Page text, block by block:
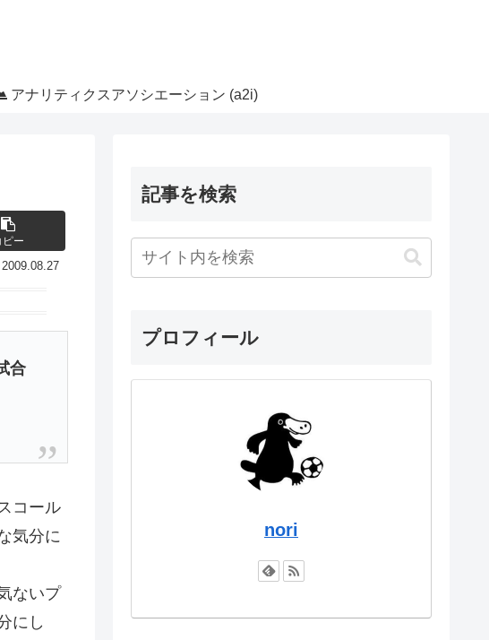
アナリティクスアソシエーション (a2i)
ピー
2009.08.27
合
コール
気分に
ないプ
にし
記事を検索
プロフィール
nori